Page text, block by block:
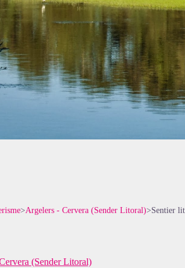
>Argelers - Cervera (Sender Litoral)>Sentier
(Sender Litoral)